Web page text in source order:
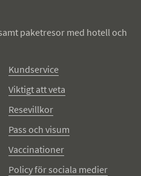
paketresor med hotell och
Kundservice
Viktigt att veta
Resevillkor
Pass och visum
Vaccinationer
Policy för sociala medier